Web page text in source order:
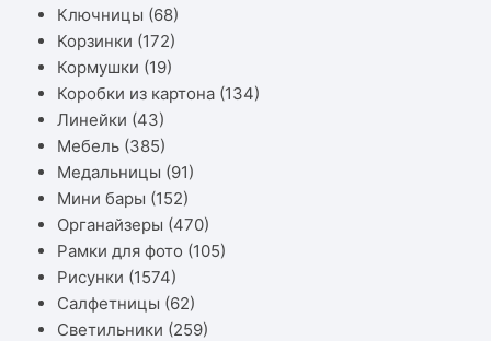
Ключницы (68)
Корзинки (172)
Кормушки (19)
Коробки из картона (134)
Линейки (43)
Мебель (385)
Медальницы (91)
Мини бары (152)
Органайзеры (470)
Рамки для фото (105)
Рисунки (1574)
Салфетницы (62)
Светильники (259)